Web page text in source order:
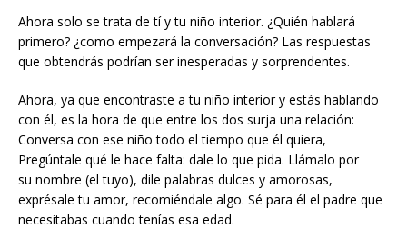
Ahora solo se trata de tí y tu niño interior. ¿Quién hablará
primero? ¿como empezará la conversación? Las respuestas
que obtendrás podrían ser inesperadas y sorprendentes.
Ahora, ya que encontraste a tu niño interior y estás hablando
con él, es la hora de que entre los dos surja una relación:
Conversa con ese niño todo el tiempo que él quiera,
Pregúntale qué le hace falta: dale lo que pida. Llámalo por
su nombre (el tuyo), dile palabras dulces y amorosas,
exprésale tu amor, recomiéndale algo. Sé para él el padre que
necesitabas cuando tenías esa edad.